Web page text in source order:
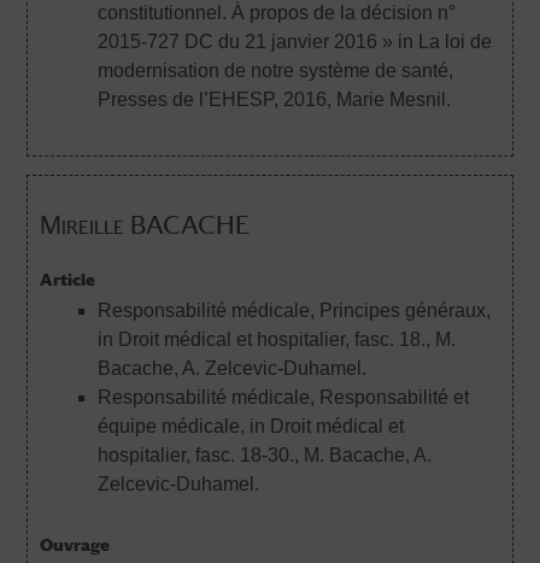
constitutionnel. À propos de la décision n°
2015-727 DC du 21 janvier 2016 » in La loi de
modernisation de notre système de santé,
Presses de l’EHESP, 2016, Marie Mesnil.
Mireille BACACHE
Article
Responsabilité médicale, Principes généraux,
in Droit médical et hospitalier, fasc. 18., M.
Bacache, A. Zelcevic-Duhamel.
Responsabilité médicale, Responsabilité et
équipe médicale, in Droit médical et
hospitalier, fasc. 18-30., M. Bacache, A.
Zelcevic-Duhamel.
Ouvrage